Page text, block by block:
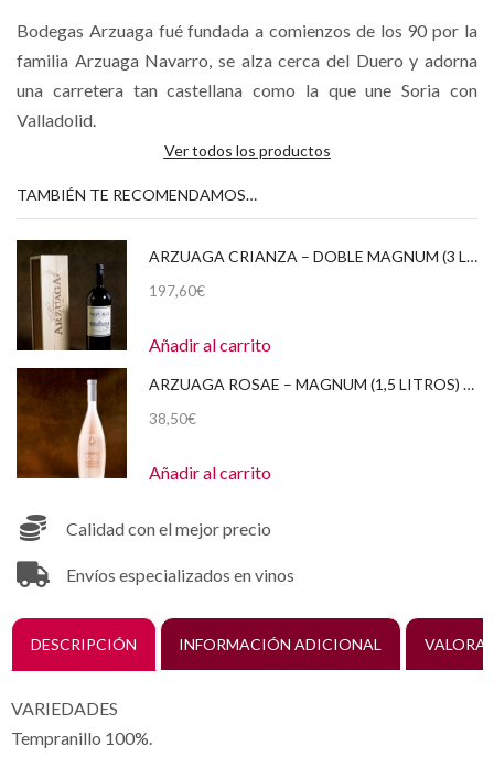
Bodegas Arzuaga fué fundada a comienzos de los 90 por la
familia Arzuaga Navarro, se alza cerca del Duero y adorna
una carretera tan castellana como la que une Soria con
Valladolid.
Ver todos los productos
TAMBIÉN TE RECOMENDAMOS…
ARZUAGA CRIANZA – DOBLE MAGNUM (3 LITROS) 2017 CAJA DE MADERA
197,60€
Añadir al carrito
ARZUAGA ROSAE – MAGNUM (1,5 LITROS) – 2020 EN CAJA DE MADERA
38,50€
Añadir al carrito
Calidad con el mejor precio
Envíos especializados en vinos
DESCRIPCIÓN INFORMACIÓN ADICIONAL
VARIEDADES
Tempranillo 100%.